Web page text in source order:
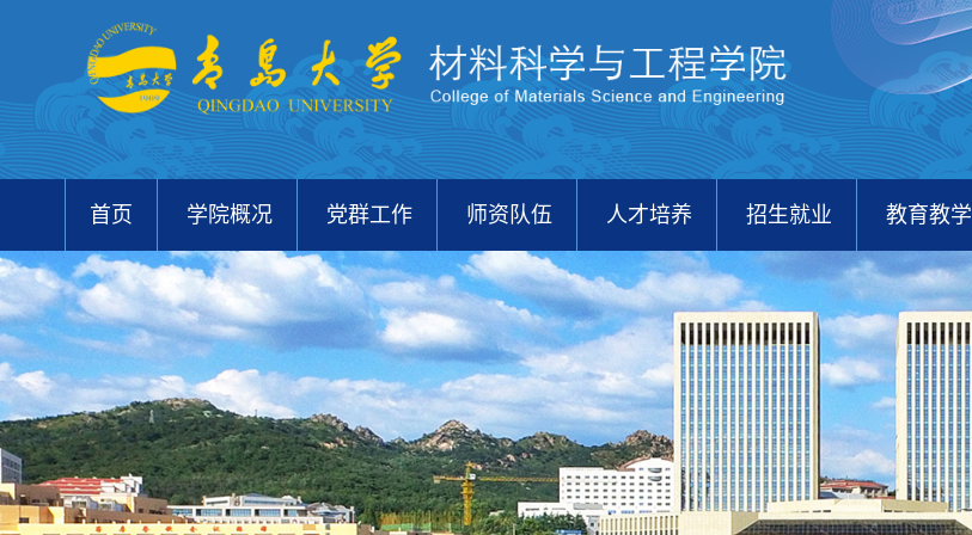
首页 学院概况 党群工作 师资队伍 人才培养 招生就业 教育教学
校友之家